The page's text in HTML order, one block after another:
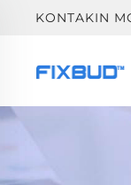
KONTAKIN